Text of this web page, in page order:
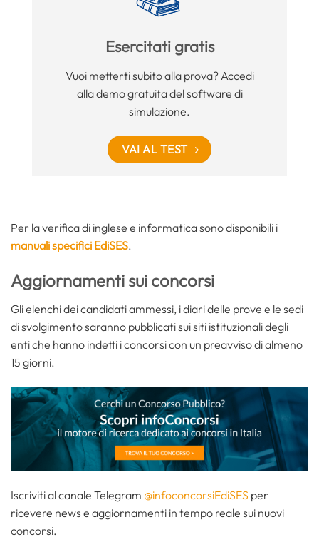
Esercitati gratis
Vuoi metterti subito alla prova? Accedi
alla demo gratuita del software di
simulazione.
VAI AL TEST
Per la verifica di inglese e informatica sono disponibili i
manuali specifici EdiSES.
Aggiornamenti sui concorsi
Gli elenchi dei candidati ammessi, i diari delle prove e le sedi
di svolgimento saranno pubblicati sui siti istituzionali degli
enti che hanno indetti i concorsi con un preavviso di almeno
15 giorni.
Iscriviti al canale Telegram @infoconcorsiEdiSES per
ricevere news e aggiornamenti in tempo reale sui nuovi
concorsi.